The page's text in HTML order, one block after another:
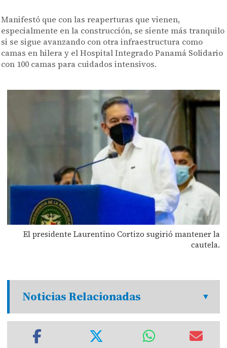
Manifestó que con las reaperturas que vienen,
especialmente en la construcción, se siente más tranquilo
si se sigue avanzando con otra infraestructura como
camas en hilera y el Hospital Integrado Panamá Solidario
con 100 camas para cuidados intensivos.
El presidente Laurentino Cortizo sugirió mantener la
cautela.
Noticias Relacionadas